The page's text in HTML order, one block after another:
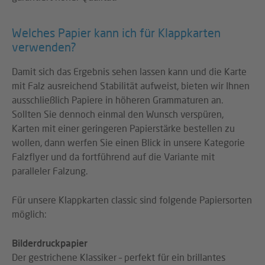
Welches Papier kann ich für Klappkarten
verwenden?
Damit sich das Ergebnis sehen lassen kann und die Karte
mit Falz ausreichend Stabilität aufweist, bieten wir Ihnen
ausschließlich Papiere in höheren Grammaturen an.
Sollten Sie dennoch einmal den Wunsch verspüren,
Karten mit einer geringeren Papierstärke bestellen zu
wollen, dann werfen Sie einen Blick in unsere Kategorie
Falzflyer und da fortführend auf die Variante mit
paralleler Falzung.
Für unsere Klappkarten classic sind folgende Papiersorten
möglich:
Bilderdruckpapier
Der gestrichene Klassiker – perfekt für ein brillantes